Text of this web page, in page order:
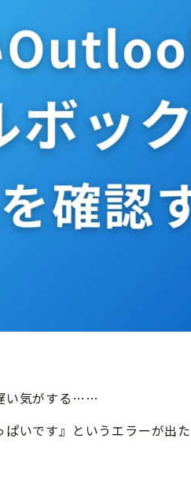
い気がする……
ぱいです』というエラーが出